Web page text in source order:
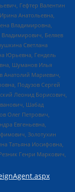
Гефтер Валентин
Анатольевна,
Владимировна,
Беляев
Светлана
Юрьевна, Гендель
Шуманов Илья
Анатолий Мариевич,
Подузов Сергей
Леонид Борисович,
Шабад
Олег Петрович,
Евгеньевна,
Золотухин
Татьяна Иосифовна,
Генри Маркович,